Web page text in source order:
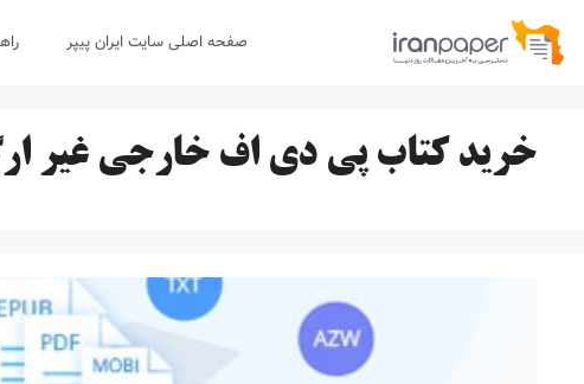
پرش
صفحه اصلی سایت ایران پیپر
خرید کتاب پی دی اف خارجی غیر